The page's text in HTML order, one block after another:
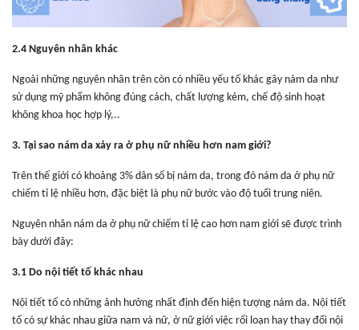
2.4 Nguyên nhân khác
Ngoài những nguyên nhân trên còn có nhiều yếu tố khác gây nám da như
sử dụng mỹ phẩm không đúng cách, chất lượng kém, chế độ sinh hoạt
không khoa học hợp lý,..
3. Tại sao nám da xảy ra ở phụ nữ nhiều hơn nam giới?
Trên thế giới có khoảng 3% dân số bị nám da, trong đó nám da ở phụ nữ
chiếm tỉ lệ nhiều hơn, đặc biệt là phụ nữ bước vào độ tuổi trung niên.
Nguyên nhân nám da ở phụ nữ chiếm tỉ lệ cao hơn nam giới sẽ được trình
bày dưới đây:
3.1 Do nội tiết tố khác nhau
Nội tiết tố có những ảnh hưởng nhất định đến hiện tượng nám da. Nội tiết
tố có sự khác nhau giữa nam và nữ, ở nữ giới việc rối loạn hay thay đổi nội